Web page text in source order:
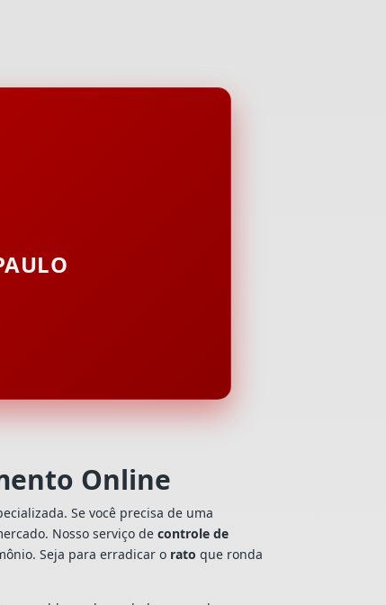
Online
Se você precisa de uma
Nosso serviço decontrole de
Seja para erradicar o rato que ronda